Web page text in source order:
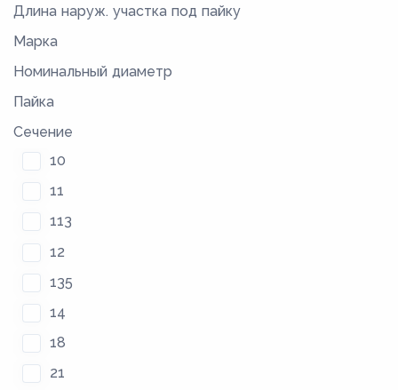
Длина наруж. участка под пайку
Марка
Номинальный диаметр
Пайка
Сечение
10
11
113
12
135
14
18
21